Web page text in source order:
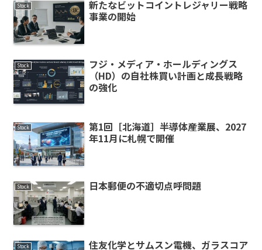
Stock
新たなビットコイントレジャリー戦略
事業の開始
Stock
フジ・メディア・ホールディングス
（HD）の自社株買い計画と成長戦略
の強化
Stock
第1回［北海道］半導体産業展、2027
年11月に札幌で開催
Stock 日本郵便の不適切点呼問題
Stock
住友化学とサムスン電機、ガラスコア